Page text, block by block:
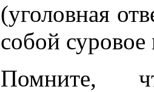
(уголовная
собой суровое
Помните,